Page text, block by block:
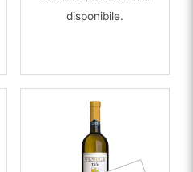
disponibile.